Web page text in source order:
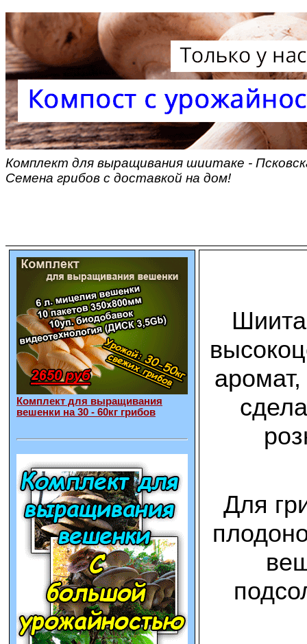
Комплект для выращивания шиитаке -
Семена грибов с доставкой на дом!
Комплект для выращивания
вешенки на 30 - 60кг грибов
Для